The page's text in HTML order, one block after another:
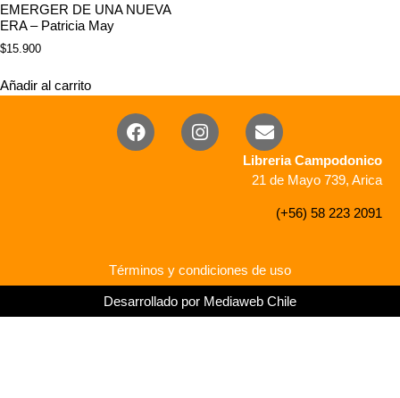
EMERGER DE UNA NUEVA
ERA – Patricia May
$15.900
Añadir al carrito
Libreria Campodonico
21 de Mayo 739, Arica
(+56) 58 223 2091
Términos y condiciones de uso
Desarrollado por Mediaweb Chile